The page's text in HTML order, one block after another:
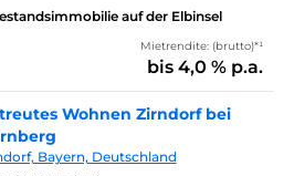
auf der Elbinsel
Mietrendite: (brutto)*¹
bis 4,0 % p.a.
Wohnen Zirndorf bei
Bayern, Deutschland